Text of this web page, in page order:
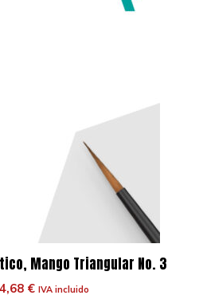
Mango Triangular No. 3
El
4,68 €ElIVA incluido